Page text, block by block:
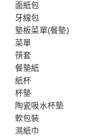
面紙包
牙線包
墊板菜單(餐墊)
菜單
筷套
餐墊紙
紙杯
杯墊
陶瓷吸水杯墊
軟包裝
濕紙巾